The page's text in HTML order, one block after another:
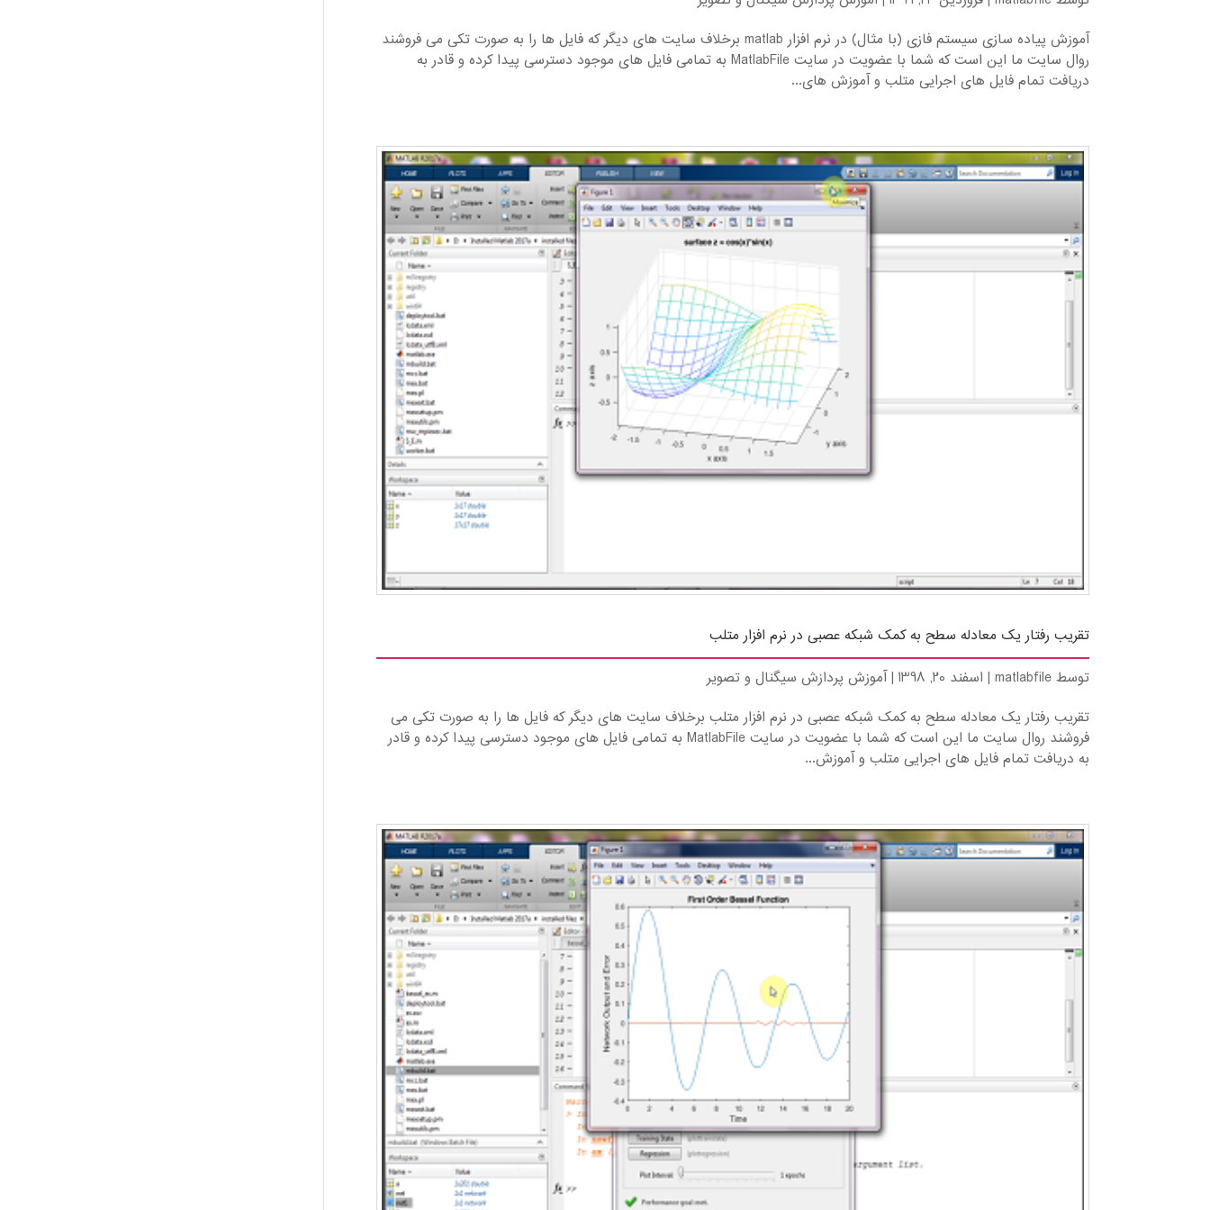
آموزش پیاده سازی سیستم فازی (با مثال) در نرم افزار matlab برخلاف سایت های دیگر که فایل ها را به صورت تکی می فروشند
روال سایت ما این است که شما با عضویت در سایت MatlabFile به تمامی فایل های موجود دسترسی پیدا کرده و قادر به
دریافت تمام فایل های اجرایی متلب و آموزش های...
تقریب رفتار یک معادله سطح به کمک شبکه عصبی در نرم افزار متلب
توسطmatlabfile
| اسفند 20, 1398 |آموزش پردازش سیگنال و تصویر
تقریب رفتار یک معادله سطح به کمک شبکه عصبی در نرم افزار متلب برخلاف سایت های دیگر که فایل ها را به صورت تکی می
فروشند روال سایت ما این است که شما با عضویت در سایت MatlabFile به تمامی فایل های موجود دسترسی پیدا کرده و قادر
به دریافت تمام فایل های اجرایی متلب و آموزش...